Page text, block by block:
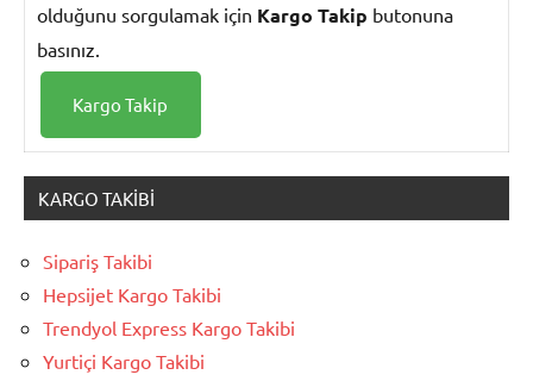
olduğunu sorgulamak için Kargo Takip butonuna
basınız.
KARGO TAKIBI
Sipariş Takibi
Hepsijet Kargo Takibi
Trendyol Express Kargo Takibi
Yurtiçi Kargo Takibi